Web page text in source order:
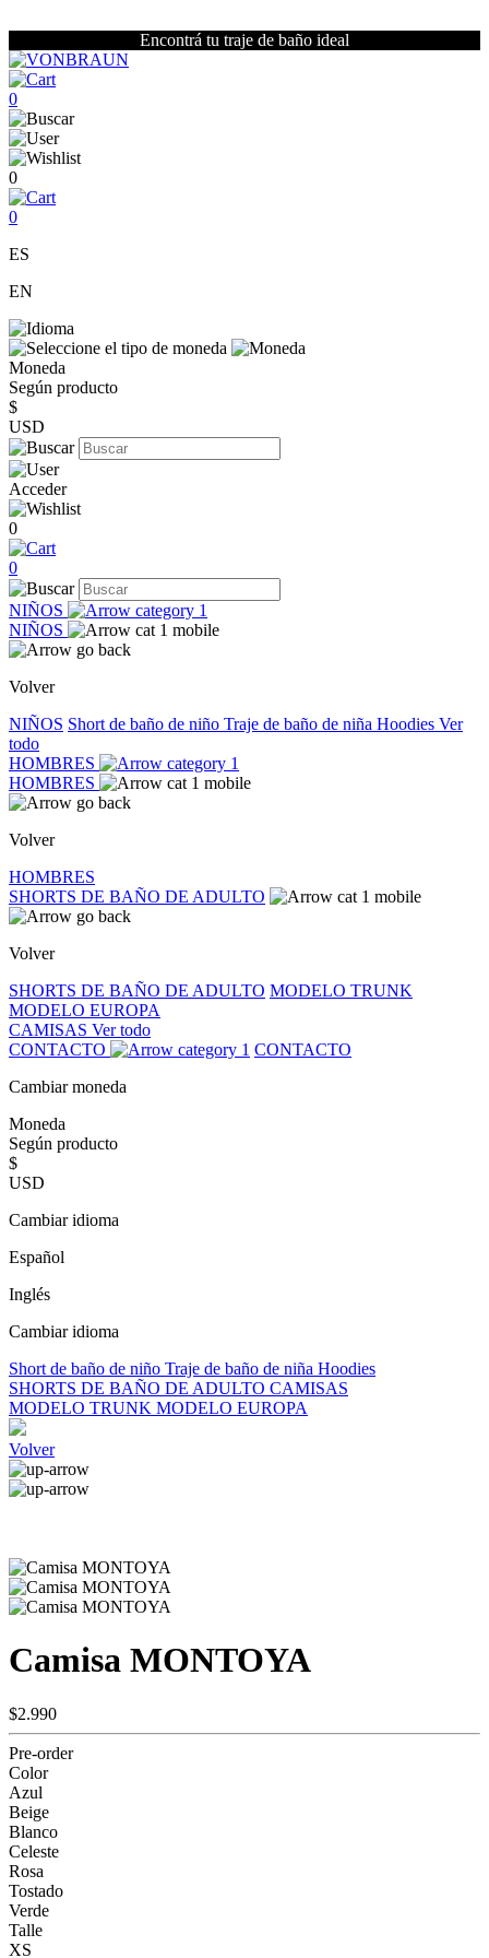
Encontrá tu traje de baño ideal
0
0
0
ES
EN
Moneda
Según producto
$
USD
Acceder
0
0
NIÑOS
NIÑOS
Volver
NIÑOS Short de baño de niño Traje de baño de niña Hoodies Ver
todo
HOMBRES
HOMBRES
Volver
HOMBRES
SHORTS DE BAÑO DE ADULTO
Volver
SHORTS DE BAÑO DE ADULTO MODELO TRUNK
MODELO EUROPA
CAMISAS Ver todo
CONTACTO
CONTACTO
Cambiar moneda
Moneda
Según producto
$
USD
Cambiar idioma
Español
Inglés
Cambiar idioma
Short de baño de niño Traje de baño de niña Hoodies
SHORTS DE BAÑO DE ADULTO CAMISAS
MODELO TRUNK MODELO EUROPA
Volver
Camisa MONTOYA
$2.990
Pre-order
Color
Azul
Beige
Blanco
Celeste
Rosa
Tostado
Verde
Talle
XS